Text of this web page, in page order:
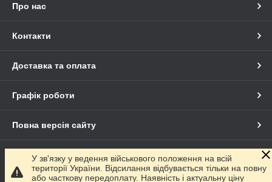
Про нас
Контакти
Доставка та оплата
Графік роботи
Повна версія сайту
Сайт створено на маркетплейсі
У зв'язку у ведення військового положення на всій
території України. Відсилання відбувається тільки на повну
або часткову передоплату. Наявність і актуальну ціну